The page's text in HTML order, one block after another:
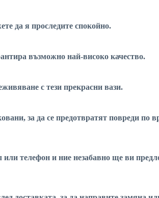
да я проследите спокойно.
възможно най-високо качество.
с тези прекрасни вази.
за да се предотвратят повреди по
телефон и ние незабавно ще ви